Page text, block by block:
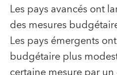
Les pays avancés ont
des mesures
Les pays émergents
budgétaire plus